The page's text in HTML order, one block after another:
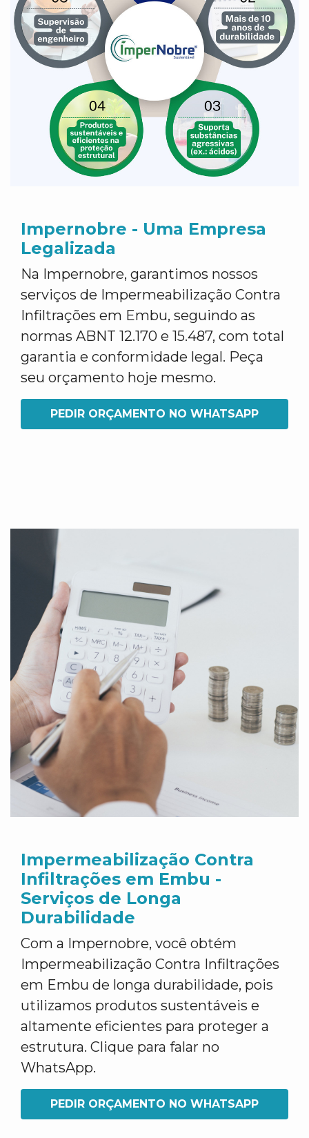
Impernobre - Uma Empresa
Legalizada
Na Impernobre, garantimos nossos
serviços de Impermeabilização Contra
Infiltrações em Embu, seguindo as
normas ABNT 12.170 e 15.487, com total
garantia e conformidade legal. Peça
seu orçamento hoje mesmo.
PEDIR ORÇAMENTO NO WHATSAPP
Impermeabilização Contra
Infiltrações em Embu -
Serviços de Longa
Durabilidade
Com a Impernobre, você obtém
Impermeabilização Contra Infiltrações
em Embu de longa durabilidade, pois
utilizamos produtos sustentáveis e
altamente eficientes para proteger a
estrutura. Clique para falar no
WhatsApp.
PEDIR ORÇAMENTO NO WHATSAPP